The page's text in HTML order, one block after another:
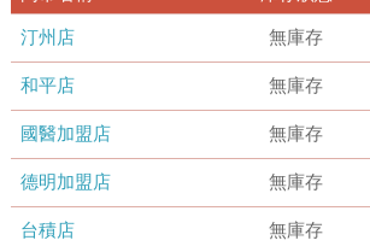
汀州店 無庫存
和平店 無庫存
國醫加盟店 無庫存
德明加盟店 無庫存
台積店 無庫存